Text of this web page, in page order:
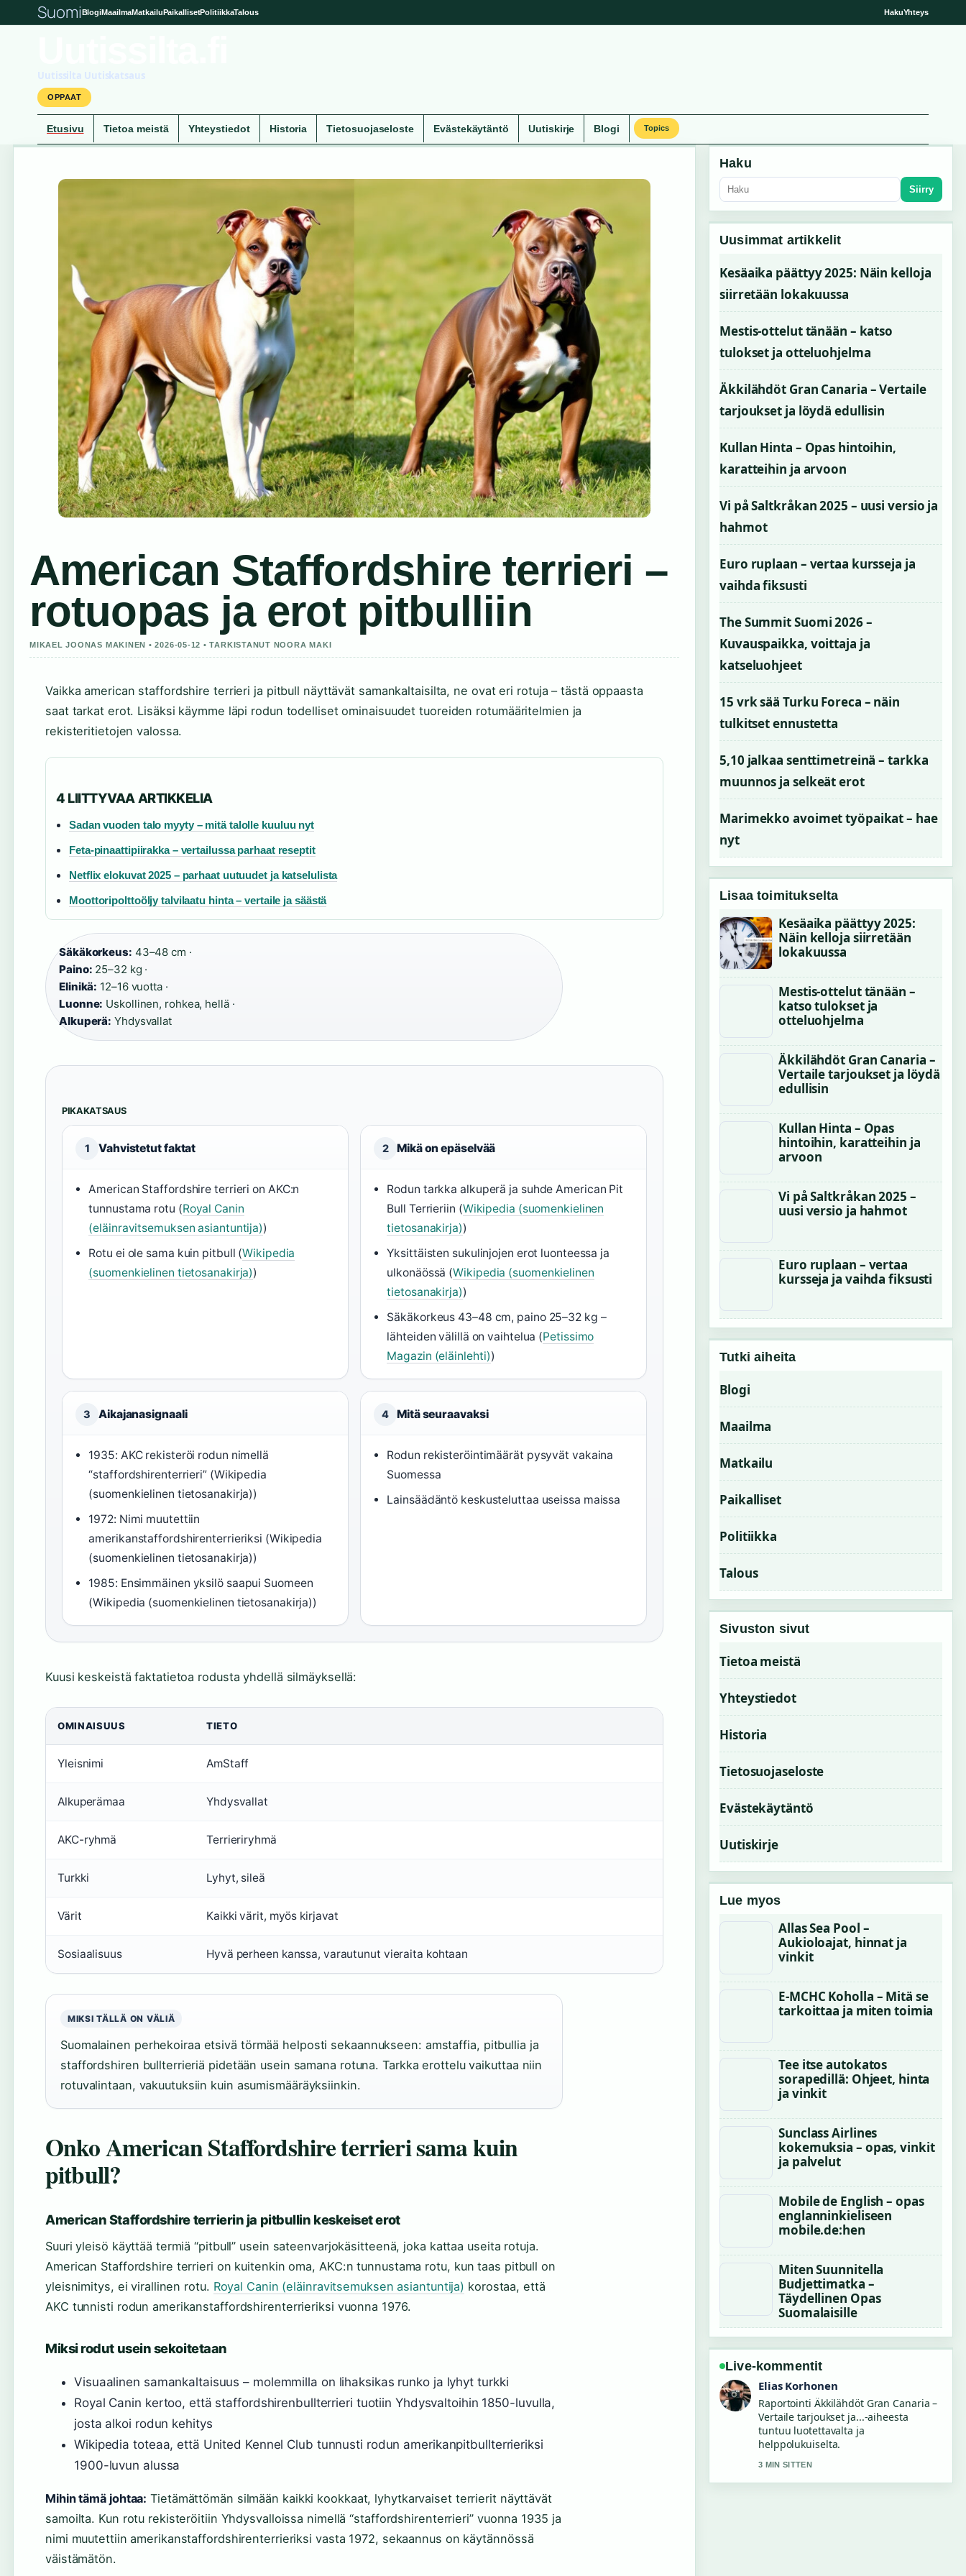
SuomiBlogiMaailmaMatkailuPaikallisetPolitiikkaTalous HakuYhteys
Uutissilta Uutiskatsaus
OPPAAT
Etusivu Tietoa meistä Yhteystiedot Historia Tietosuojaseloste Evästekäytäntö Uutiskirje Blogi Topics
American Staffordshire terrieri –
rotuopas ja erot pitbulliin
MIKAEL JOONAS MAKINEN • 2026-05-12 • TARKISTANUT NOORA MAKI
Vaikka american staffordshire terrieri ja pitbull näyttävät samankaltaisilta, ne ovat eri rotuja – tästä oppaasta
saat tarkat erot. Lisäksi käymme läpi rodun todelliset ominaisuudet tuoreiden rotumääritelmien ja
rekisteritietojen valossa.
4 LIITTYVAA ARTIKKELIA
Sadan vuoden talo myyty – mitä talolle kuuluu nyt
Feta-pinaattipiirakka – vertailussa parhaat reseptit
Netflix elokuvat 2025 – parhaat uutuudet ja katselulista
Moottoripolttoöljy talvilaatu hinta – vertaile ja säästä
Säkäkorkeus: 43–48 cm ·
Paino: 25–32 kg ·
Elinikä: 12–16 vuotta ·
Luonne: Uskollinen, rohkea, hellä ·
Alkuperä: Yhdysvallat
PIKAKATSAUS
1 Vahvistetut faktat
American Staffordshire terrieri on AKC:n
tunnustama rotu (Royal Canin
(eläinravitsemuksen asiantuntija))
Rotu ei ole sama kuin pitbull (Wikipedia
(suomenkielinen tietosanakirja))
2 Mikä on epäselvää
Rodun tarkka alkuperä ja suhde American Pit
Bull Terrieriin (Wikipedia (suomenkielinen
tietosanakirja))
Yksittäisten sukulinjojen erot luonteessa ja
ulkonäössä (Wikipedia (suomenkielinen
tietosanakirja))
Säkäkorkeus 43–48 cm, paino 25–32 kg –
lähteiden välillä on vaihtelua (Petissimo
Magazin (eläinlehti))
3 Aikajanasignaali
1935: AKC rekisteröi rodun nimellä
“staffordshirenterrieri” (Wikipedia
(suomenkielinen tietosanakirja))
1972: Nimi muutettiin
amerikanstaffordshirenterrieriksi (Wikipedia
(suomenkielinen tietosanakirja))
1985: Ensimmäinen yksilö saapui Suomeen
(Wikipedia (suomenkielinen tietosanakirja))
4 Mitä seuraavaksi
Rodun rekisteröintimäärät pysyvät vakaina
Suomessa
Lainsäädäntö keskusteluttaa useissa maissa
Kuusi keskeistä faktatietoa rodusta yhdellä silmäyksellä:
OMINAISUUS TIETO
Yleisnimi AmStaff
Alkuperämaa Yhdysvallat
AKC-ryhmä Terrieriryhmä
Turkki Lyhyt, sileä
Värit Kaikki värit, myös kirjavat
Sosiaalisuus Hyvä perheen kanssa, varautunut vieraita kohtaan
MIKSI TÄLLÄ ON VÄLIÄ
Suomalainen perhekoiraa etsivä törmää helposti sekaannukseen: amstaffia, pitbullia ja
staffordshiren bullterrieriä pidetään usein samana rotuna. Tarkka erottelu vaikuttaa niin
rotuvalintaan, vakuutuksiin kuin asumismääräyksiinkin.
Onko American Staffordshire terrieri sama kuin
pitbull?
American Staffordshire terrierin ja pitbullin keskeiset erot
Suuri yleisö käyttää termiä “pitbull” usein sateenvarjokäsitteenä, joka kattaa useita rotuja.
American Staffordshire terrieri on kuitenkin oma, AKC:n tunnustama rotu, kun taas pitbull on
yleisnimitys, ei virallinen rotu. Royal Canin (eläinravitsemuksen asiantuntija) korostaa, että
AKC tunnisti rodun amerikanstaffordshirenterrieriksi vuonna 1976.
Miksi rodut usein sekoitetaan
Visuaalinen samankaltaisuus – molemmilla on lihaksikas runko ja lyhyt turkki
Royal Canin kertoo, että staffordshirenbullterrieri tuotiin Yhdysvaltoihin 1850-luvulla,
josta alkoi rodun kehitys
Wikipedia toteaa, että United Kennel Club tunnusti rodun amerikanpitbullterrieriksi
1900-luvun alussa
Mihin tämä johtaa: Tietämättömän silmään kaikki kookkaat, lyhytkarvaiset terrierit näyttävät
samoilta. Kun rotu rekisteröitiin Yhdysvalloissa nimellä “staffordshirenterrieri” vuonna 1935 ja
nimi muutettiin amerikanstaffordshirenterrieriksi vasta 1972, sekaannus on käytännössä
väistämätön.
Haku
Siirry
Uusimmat artikkelit
Kesäaika päättyy 2025: Näin kelloja
siirretään lokakuussa
Mestis-ottelut tänään – katso
tulokset ja otteluohjelma
Äkkilähdöt Gran Canaria – Vertaile
tarjoukset ja löydä edullisin
Kullan Hinta – Opas hintoihin,
karatteihin ja arvoon
Vi på Saltkråkan 2025 – uusi versio ja
hahmot
Euro ruplaan – vertaa kursseja ja
vaihda fiksusti
The Summit Suomi 2026 –
Kuvauspaikka, voittaja ja
katseluohjeet
15 vrk sää Turku Foreca – näin
tulkitset ennustetta
5,10 jalkaa senttimetreinä – tarkka
muunnos ja selkeät erot
Marimekko avoimet työpaikat – hae
nyt
Lisaa toimitukselta
Kesäaika päättyy 2025:
Näin kelloja siirretään
lokakuussa
Mestis-ottelut tänään –
katso tulokset ja
otteluohjelma
Äkkilähdöt Gran Canaria –
Vertaile tarjoukset ja löydä
edullisin
Kullan Hinta – Opas
hintoihin, karatteihin ja
arvoon
Vi på Saltkråkan 2025 –
uusi versio ja hahmot
Euro ruplaan – vertaa
kursseja ja vaihda fiksusti
Tutki aiheita
Blogi
Maailma
Matkailu
Paikalliset
Politiikka
Talous
Sivuston sivut
Tietoa meistä
Yhteystiedot
Historia
Tietosuojaseloste
Evästekäytäntö
Uutiskirje
Lue myos
Allas Sea Pool –
Aukioloajat, hinnat ja
vinkit
E-MCHC Koholla – Mitä se
tarkoittaa ja miten toimia
Tee itse autokatos
sorapedillä: Ohjeet, hinta
ja vinkit
Sunclass Airlines
kokemuksia – opas, vinkit
ja palvelut
Mobile de English – opas
englanninkieliseen
mobile.de:hen
Miten Suunnitella
Budjettimatka –
Täydellinen Opas
Suomalaisille
Live-kommentit
Noora Niemi
Vahvaa tarkistustyota liittyen Kesäaika
päättyy 2025: Näin kelloja siirretään
lokakuussa. Useampien medioiden
tulisi kirjoittaa nain.
5 MIN SITTEN